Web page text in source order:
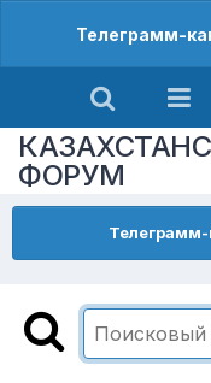
Телеграмм-
ФОРУМ